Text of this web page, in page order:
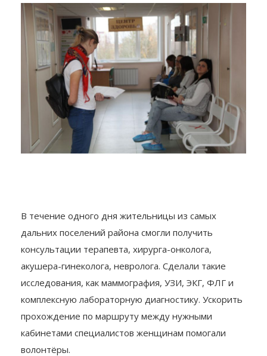
В течение одного дня жительницы из самых
дальних поселений района смогли получить
консультации терапевта, хирурга-онколога,
акушера-гинеколога, невролога. Сделали такие
исследования, как маммография, УЗИ, ЭКГ, ФЛГ и
комплексную лабораторную диагностику. Ускорить
прохождение по маршруту между нужными
кабинетами специалистов женщинам помогали
волонтёры.